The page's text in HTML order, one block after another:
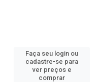
Faça seu login ou
cadastre-se para
ver preços e
comprar